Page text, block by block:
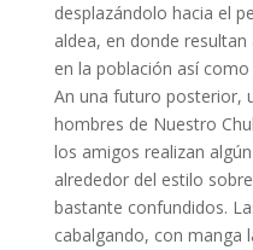
desplazándolo hacia el
aldea, en donde
en la población así­
An una futuro posterior,
hombres de Nuestro
los amigos realizan
alrededor del estilo
bastante confundidos.
cabalgando, con manga